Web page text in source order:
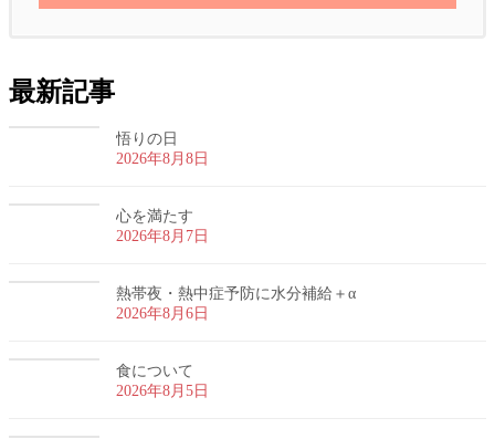
最新記事
悟りの日
2026年8月8日
心を満たす
2026年8月7日
熱帯夜・熱中症予防に水分補給＋α
2026年8月6日
食について
2026年8月5日